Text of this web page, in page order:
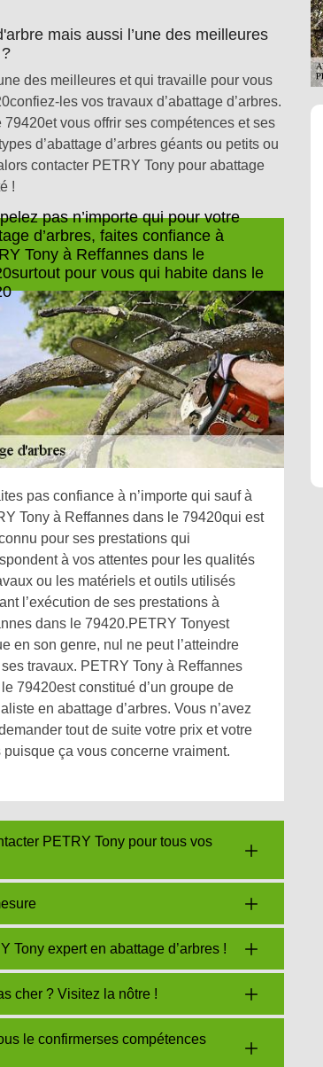
mais aussi l’une des meilleures
des meilleures et qui travaille pour vous
les vos travaux d’abattage d’arbres.
vous offrir ses compétences et ses
d’abattage d’arbres géants ou petits ou
contacter PETRY Tony pour abattage
!
pas n’importe qui pour votre
d’arbres, faites confiance à
Tony à Reffannes dans le
pour vous qui habite dans le
pas confiance à n’importe qui sauf à
Tony à Reffannes dans le 79420qui est
pour ses prestations qui
à vos attentes pour les qualités
ou les matériels et outils utilisés
l’exécution de ses prestations à
dans le 79420.PETRY Tonyest
en son genre, nul ne peut l’atteindre
travaux. PETRY Tony à Reffannes
79420est constitué d’un groupe de
en abattage d’arbres. Vous n’avez
tout de suite votre prix et votre
puisque ça vous concerne vraiment.
PETRY Tony pour tous vos
Tony expert en abattage d’arbres !
cher ? Visitez la nôtre !
le confirmerses compétences